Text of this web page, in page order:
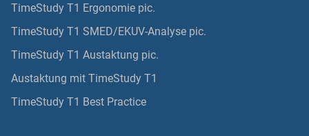
TimeStudy T1 Ergonomie pic.
TimeStudy T1 SMED/EKUV-Analyse pic.
TimeStudy T1 Austaktung pic.
Austaktung mit TimeStudy T1
TimeStudy T1 Best Practice